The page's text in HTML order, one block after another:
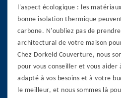
l'aspect écologique : les
bonne isolation thermique
carbone. N'oubliez pas de
architectural de votre maison
Chez Dorkeld Couverture, nous
pour vous conseiller et vous
adapté à vos besoins et à votre
le meilleur, et nous sommes là